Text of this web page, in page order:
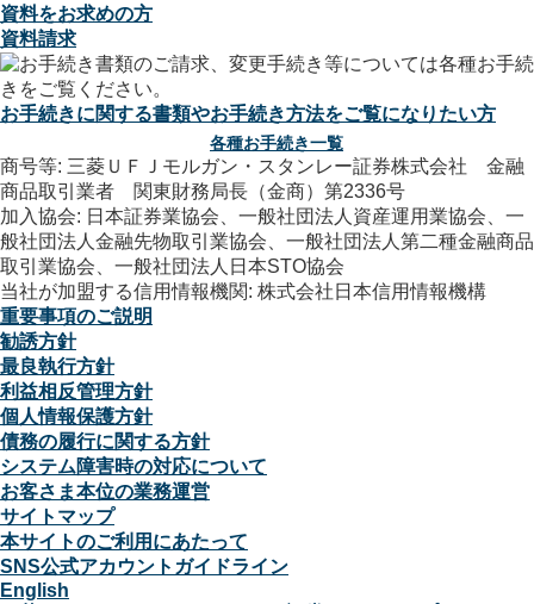
資料をお求めの方
資料請求
お手続きに関する書類やお手続き方法をご覧になりたい方
各種お手続き一覧
商号等: 三菱ＵＦＪモルガン・スタンレー証券株式会社 金融
商品取引業者 関東財務局長（金商）第2336号
加入協会: 日本証券業協会、一般社団法人資産運用業協会、一
般社団法人金融先物取引業協会、一般社団法人第二種金融商品
取引業協会、一般社団法人日本STO協会
当社が加盟する信用情報機関: 株式会社日本信用情報機構
重要事項のご説明
勧誘方針
最良執行方針
利益相反管理方針
個人情報保護方針
債務の履行に関する方針
システム障害時の対応について
お客さま本位の業務運営
サイトマップ
本サイトのご利用にあたって
SNS公式アカウントガイドライン
English